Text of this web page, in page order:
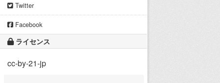
Twitter
Facebook
ライセンス
cc-by-21-jp